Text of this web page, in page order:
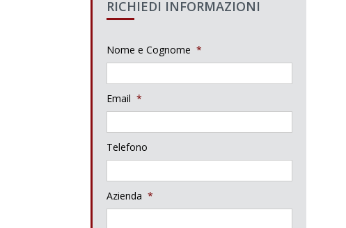
RICHIEDI INFORMAZIONI
Nome e Cognome *
Email *
Telefono
Azienda *